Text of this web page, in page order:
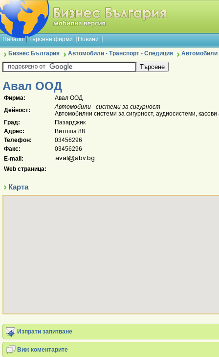
Начало Търсене фирми Новини
Бизнес България Автомобили - Транспорт - Спедиция Автомобили
Авал ООД
Фирма:
Авал ООД
Дейност:
Автомобили - системи за сигурност
Автомобилни системи за сигурност, аудиосистеми,
Град:
Пазарджик
Адрес:
Витоша 88
Телефон:
03456296
Факс:
03456296
E-mail:
Web страница:
Карта
Изпрати запитване
Виж коментарите